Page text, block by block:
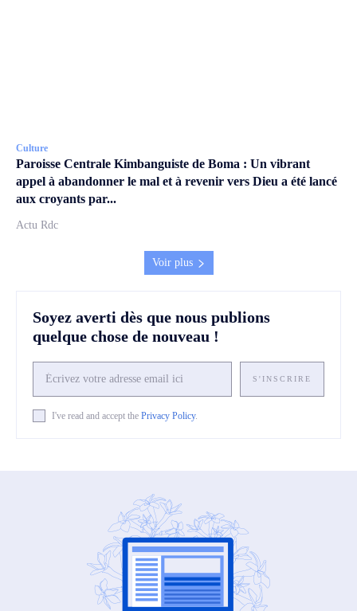
Culture
Paroisse Centrale Kimbanguiste de Boma : Un vibrant
appel à abandonner le mal et à revenir vers Dieu a été lancé
aux croyants par...
Actu Rdc
Voir plus
Soyez averti dès que nous publions
quelque chose de nouveau !
S'INSCRIRE
I've read and accept the Privacy Policy.